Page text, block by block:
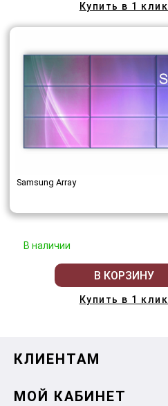
Купить в 1 клик
Samsung Array
В наличии
В КОРЗИНУ
Купить в 1 клик
КЛИЕНТАМ
МОЙ КАБИНЕТ